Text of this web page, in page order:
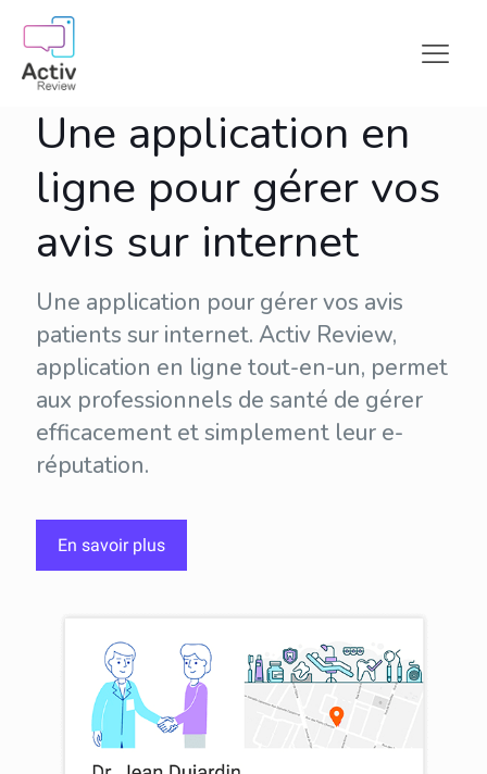
Une application en
ligne pour gérer vos
avis sur internet
Une application pour gérer vos avis
patients sur internet. Activ Review,
application en ligne tout-en-un, permet
aux professionnels de santé de gérer
efficacement et simplement leur e-
réputation.
En savoir plus